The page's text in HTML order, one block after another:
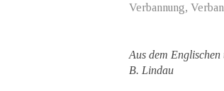
Verbannung,
Aus dem
B. Lindau